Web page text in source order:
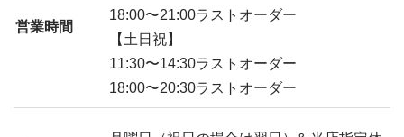
営業時間
18:00〜21:00ラストオーダー
【土日祝】
11:30〜14:30ラストオーダー
18:00〜20:30ラストオーダー